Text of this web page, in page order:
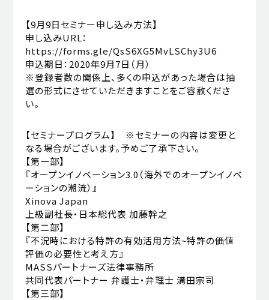
【9月9日セミナー申し込み方法】
申し込みURL：
https://forms.gle/QsS6XG5MvLSChy3U6
申込期日：2020年9月7日（月）
※登録者数の関係上、多くの申込があった場合は抽
選の形式にさせていただきますことをご容赦くださ
い。
【セミナープログラム】 ※セミナーの内容は変更と
なる場合がございます。予めご了承下さい。
【第一部】
『オープンイノベーション3.0（海外でのオープンイノベ
ーションの潮流）』
Xinova Japan
上級副社長・日本総代表 加藤幹之
【第二部】
『不況時における特許の有効活用方法~特許の価値
評価の必要性と考え方』
MASSパートナーズ法律事務所
共同代表パートナー 弁護士・弁理士 溝田宗司
【第三部】